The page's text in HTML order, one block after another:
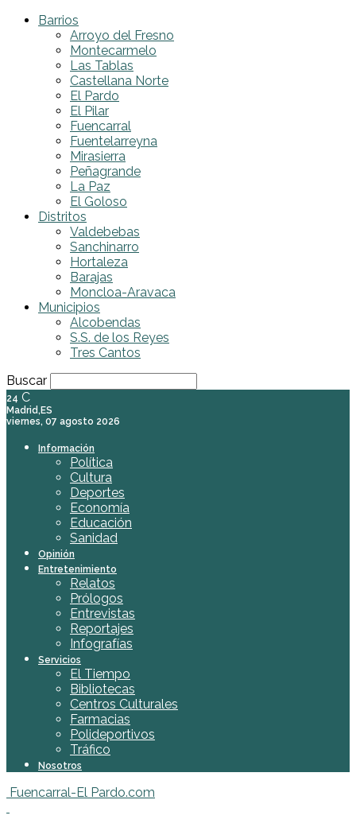
Barrios
Arroyo del Fresno
Montecarmelo
Las Tablas
Castellana Norte
El Pardo
El Pilar
Fuencarral
Fuentelarreyna
Mirasierra
Peñagrande
La Paz
El Goloso
Distritos
Valdebebas
Sanchinarro
Hortaleza
Barajas
Moncloa-Aravaca
Municipios
Alcobendas
S.S. de los Reyes
Tres Cantos
Buscar
24 C
Madrid,ES
viernes, 07 agosto 2026
Información
Política
Cultura
Deportes
Economía
Educación
Sanidad
Opinión
Entretenimiento
Relatos
Prólogos
Entrevistas
Reportajes
Infografías
Servicios
El Tiempo
Bibliotecas
Centros Culturales
Farmacias
Polideportivos
Tráfico
Nosotros
Fuencarral-El Pardo.com